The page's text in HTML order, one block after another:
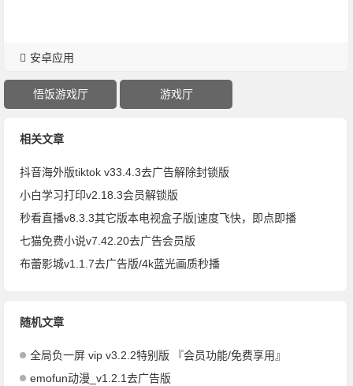
安卓应用
悟饭游戏厅 游戏厅
相关文章
抖音海外版tiktok v33.4.3去广告解除封锁版
小白学习打印v2.18.3会员解锁版
秒看直播v8.3.3其它版本电视盒子版|速度飞快，即点即播
七猫免费小说v7.42.20去广告会员版
布蕾影城v1.1.7去广告版/4k蓝光画质秒播
随机文章
全局负一屏 vip v3.2.2特别版 『会员功能/免费享用』
emofun动漫_v1.2.1去广告版